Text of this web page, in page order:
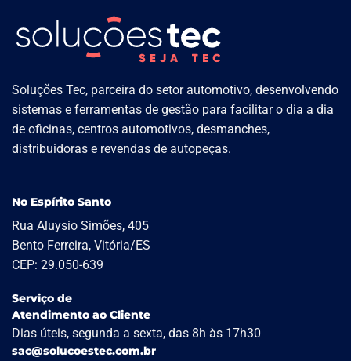
Soluções Tec, parceira do setor automotivo, desenvolvendo
sistemas e ferramentas de gestão para facilitar o dia a dia
de oficinas, centros automotivos, desmanches,
distribuidoras e revendas de autopeças.
No Espírito Santo
Rua Aluysio Simões, 405
Bento Ferreira, Vitória/ES
CEP: 29.050-639
Serviço de
Atendimento ao Cliente
Dias úteis, segunda a sexta, das 8h às 17h30
sac@solucoestec.com.br